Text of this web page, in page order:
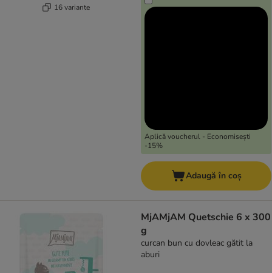
16 variante
Aplică voucherul - Economisești
-15%
Adaugă în coș
MjAMjAM Quetschie 6 x 300
g
curcan bun cu dovleac gătit la
aburi